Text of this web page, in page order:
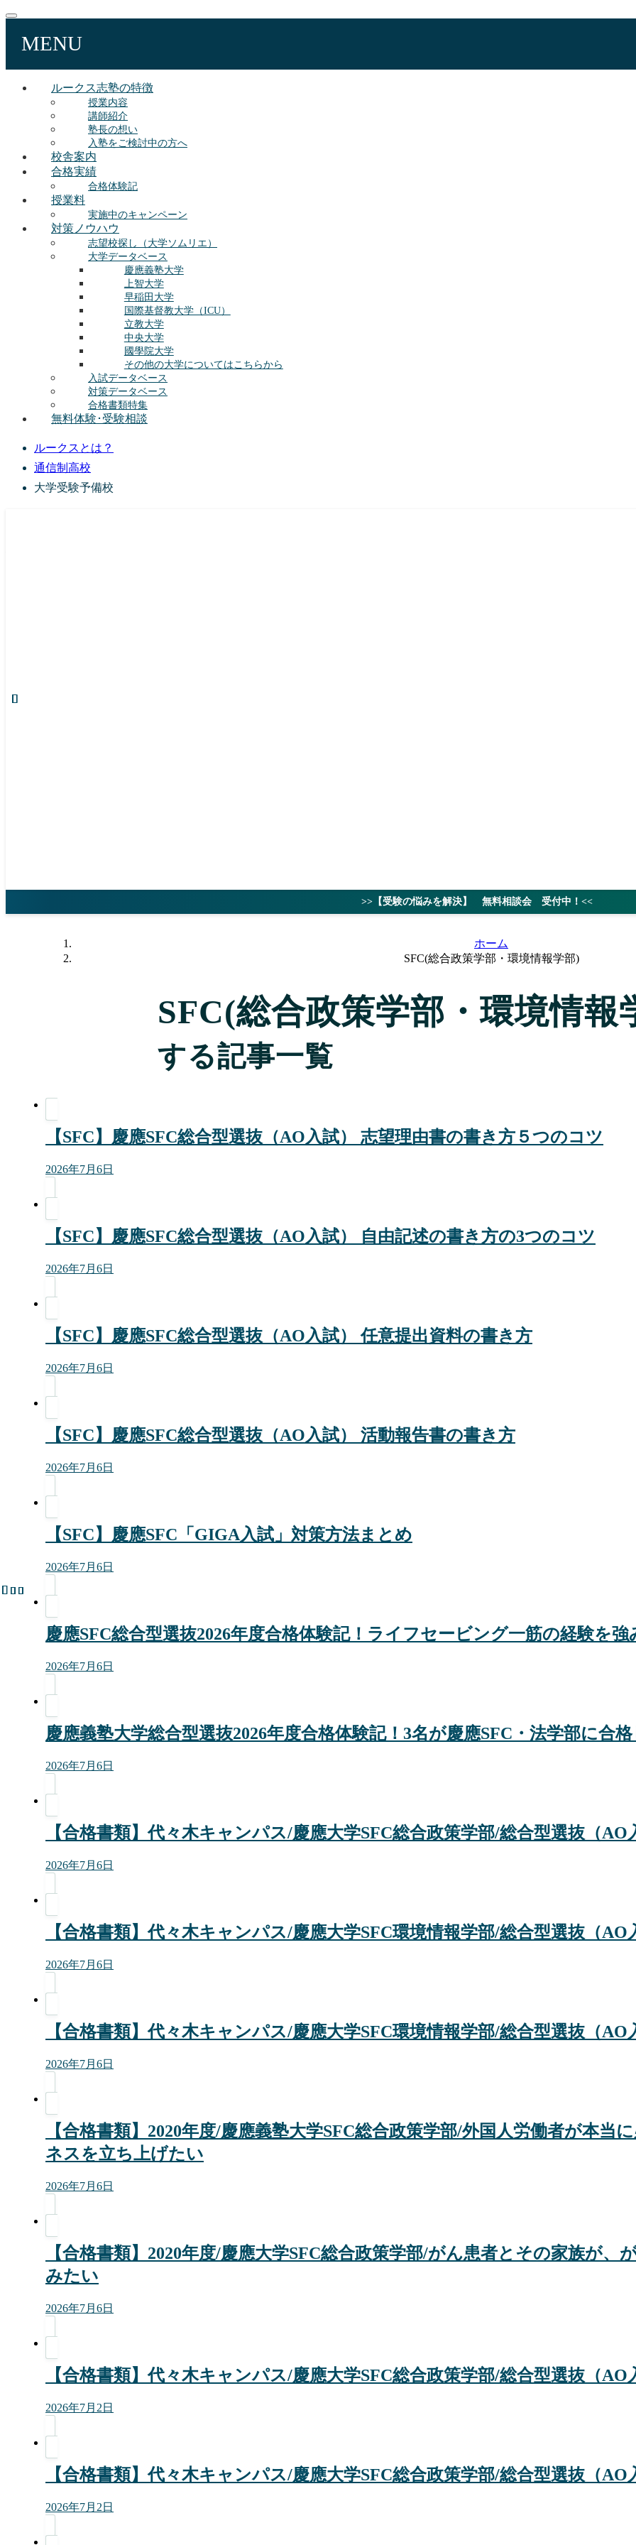
MENU
ルークス志塾の特徴
授業内容
講師紹介
塾長の想い
入塾をご検討中の方へ
校舎案内
合格実績
合格体験記
授業料
実施中のキャンペーン
対策ノウハウ
志望校探し（大学ソムリエ）
大学データベース
慶應義塾大学
上智大学
早稲田大学
国際基督教大学（ICU）
立教大学
中央大学
國學院大学
その他の大学についてはこちらから
入試データベース
対策データベース
合格書類特集
無料体験･受験相談
ルークスとは？
通信制高校
大学受験予備校
>>【受験の悩みを解決】 無料相談会 受付中！<<
ホーム
SFC(総合政策学部・環境情報学部)
SFC(総合政策学部・環境情報
する記事一覧
【SFC】慶應SFC総合型選抜（AO入試） 志望理由書の書き方５つのコツ
2026年7月6日
【SFC】慶應SFC総合型選抜（AO入試） 自由記述の書き方の3つのコツ
2026年7月6日
【SFC】慶應SFC総合型選抜（AO入試） 任意提出資料の書き方
2026年7月6日
【SFC】慶應SFC総合型選抜（AO入試） 活動報告書の書き方
2026年7月6日
【SFC】慶應SFC「GIGA入試」対策方法まとめ
2026年7月6日
慶應SFC総合型選抜2026年度合格体験記！ライフセービング一筋の経験を
2026年7月6日
慶應義塾大学総合型選抜2026年度合格体験記！3名が慶應SFC・法学部に合
2026年7月6日
【合格書類】代々木キャンパス/慶應大学SFC総合政策学部/総合型選抜（AO
2026年7月6日
【合格書類】代々木キャンパス/慶應大学SFC環境情報学部/総合型選抜（
2026年7月6日
【合格書類】代々木キャンパス/慶應大学SFC環境情報学部/総合型選抜（
2026年7月6日
【合格書類】2020年度/慶應義塾大学SFC総合政策学部/外国人労働者が本
ネスを立ち上げたい
2026年7月6日
【合格書類】2020年度/慶應大学SFC総合政策学部/がん患者とその家族が
みたい
2026年7月6日
【合格書類】代々木キャンパス/慶應大学SFC総合政策学部/総合型選抜（
2026年7月2日
【合格書類】代々木キャンパス/慶應大学SFC総合政策学部/総合型選抜（AO
2026年7月2日